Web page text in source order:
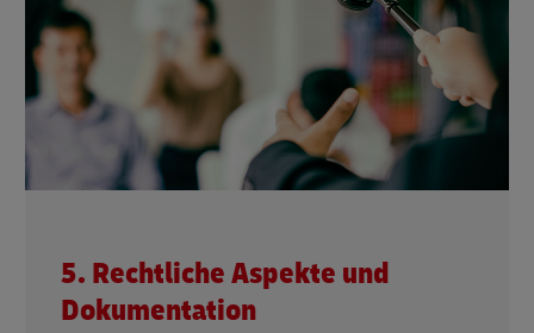
5. Rechtliche Aspekte und
Dokumentation